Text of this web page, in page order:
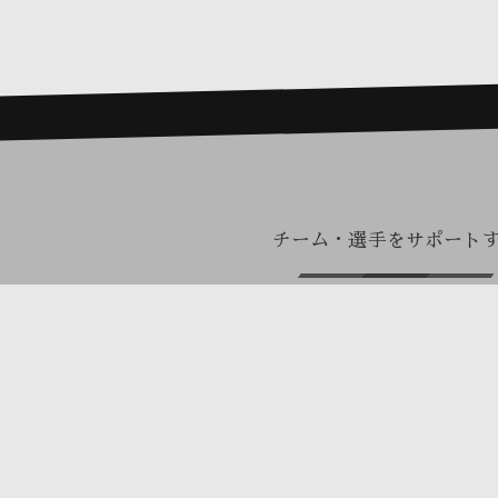
チーム・選手をサポート